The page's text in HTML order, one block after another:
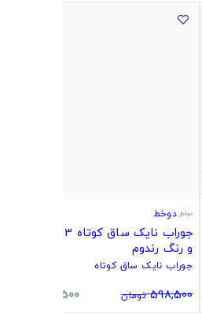
دوخط
و رنگ رندوم
جوراب نایک ساق کوتاه
598,500 تومان 480,500